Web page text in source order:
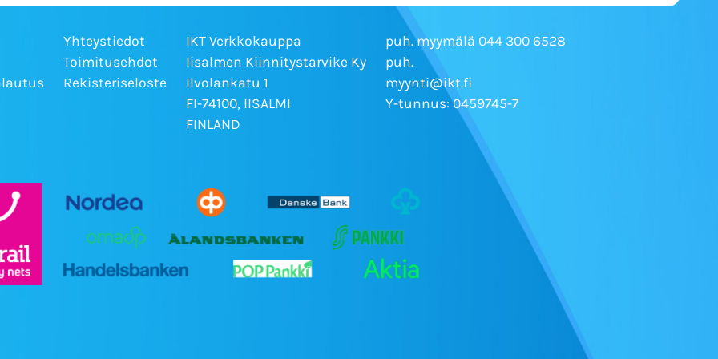
Yhteystiedot
Toimitusehdot
Rekisteriseloste
IKT Verkkokauppa
Iisalmen Kiinnitystarvike Ky
Ilvolankatu 1
FI-74100, IISALMI
FINLAND
puh. myymälä 044 300 6528
puh.
myynti@ikt.fi
Y-tunnus: 0459745-7